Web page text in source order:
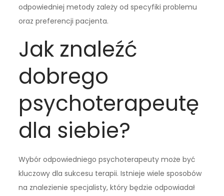
odpowiedniej metody zależy od specyfiki problemu
oraz preferencji pacjenta.
Jak znaleźć
dobrego
psychoterapeutę
dla siebie?
Wybór odpowiedniego psychoterapeuty może być
kluczowy dla sukcesu terapii. Istnieje wiele sposobów
na znalezienie specjalisty, który będzie odpowiadał